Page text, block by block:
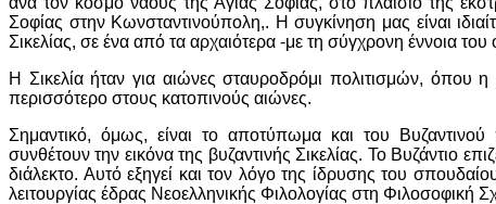
Σοφίας στην Κωνσταντινούπολη,. Η συγκίνηση μας είναι
Σικελίας, σε ένα από τα αρχαιότερα -με τη σύγχρονη έννοια
Η Σικελία ήταν για αιώνες σταυροδρόμι πολιτισμών, όπου
περισσότερο στους κατοπινούς αιώνες.
Σημαντικό, όμως, είναι το αποτύπωμα και του Βυζαντινού
συνθέτουν την εικόνα της βυζαντινής Σικελίας. Το Βυζάντιο
διάλεκτο. Αυτό εξηγεί και τον λόγο της ίδρυσης του
λειτουργίας έδρας Νεοελληνικής Φιλολογίας στη Φιλοσοφική